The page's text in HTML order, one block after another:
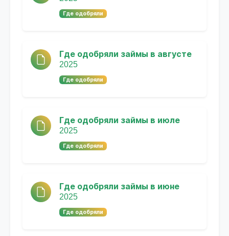
Где одобряли
Где одобряли займы в августе
2025
Где одобряли
Где одобряли займы в июле
2025
Где одобряли
Где одобряли займы в июне
2025
Где одобряли